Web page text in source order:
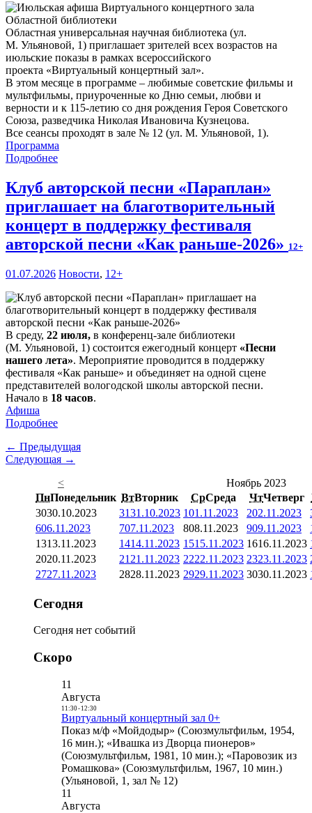
Областная универсальная научная библиотека (ул.
М. Ульяновой, 1) приглашает зрителей всех возрастов на
июльские показы в рамках всероссийского
проекта «Виртуальный концертный зал».
В этом месяце в программе – любимые советские фильмы и
мультфильмы, приуроченные ко Дню семьи, любви и
верности и к 115-летию со дня рождения Героя Советского
Союза, разведчика Николая Ивановича Кузнецова.
Все сеансы проходят в зале № 12 (ул. М. Ульяновой, 1).
Программа
Подробнее
Клуб авторской песни «Параплан»
приглашает на благотворительный
концерт в поддержку фестиваля
авторской песни «Как раньше-2026» 12+
01.07.2026 Новости, 12+
В среду, 22 июля, в конференц-зале библиотеки
(М. Ульяновой, 1) состоится ежегодный концерт «Песни
нашего лета». Мероприятие проводится в поддержку
фестиваля «Как раньше» и объединяет на одной сцене
представителей вологодской школы авторской песни.
Начало в 18 часов.
Афиша
Подробнее
← Предыдущая
Следующая →
<
Ноябрь 2023
ПнПонедельник ВтВторник СрСреда ЧтЧетверг
3030.10.2023 3131.10.2023 101.11.2023 202.11.2023
606.11.2023 707.11.2023 808.11.2023 909.11.2023
1313.11.2023 1414.11.2023 1515.11.2023 1616.11.2023
2020.11.2023 21 21.11.2023 2222.11.2023 2323.11.2023
2727.11.2023 2828.11.2023 2929.11.2023 3030.11.2023
Сегодня
Сегодня нет событий
Скоро
11
Августа
11:30- 12:30
Виртуальный концертный зал 0+
Показ м/ф «Мойдодыр» (Союзмультфильм, 1954,
16 мин.); «Ивашка из Дворца пионеров»
(Союзмультфильм, 1981, 10 мин.); «Паровозик из
Ромашкова» (Союзмультфильм, 1967, 10 мин.)
(Ульяновой, 1, зал № 12)
11
Августа